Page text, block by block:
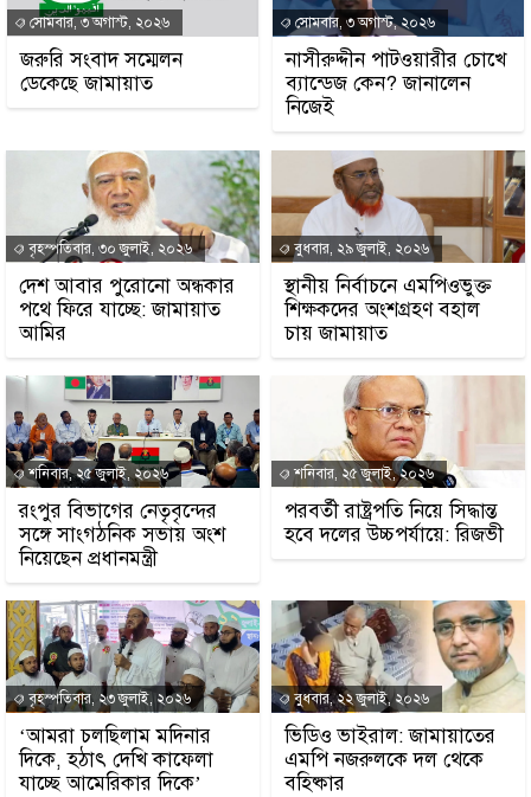
সোমবার, ৩ অগাস্ট, ২০২৬
জরুরি সংবাদ সম্মেলন
ডেকেছে জামায়াত
সোমবার, ৩ অগাস্ট, ২০২৬
নাসীরুদ্দীন পাটওয়ারীর চোখে
ব্যান্ডেজ কেন? জানালেন
নিজেই
বৃহস্পতিবার, ৩০ জুলাই, ২০২৬
দেশ আবার পুরোনো অন্ধকার
পথে ফিরে যাচ্ছে: জামায়াত
আমির
বুধবার, ২৯ জুলাই, ২০২৬
স্থানীয় নির্বাচনে এমপিওভুক্ত
শিক্ষকদের অংশগ্রহণ বহাল
চায় জামায়াত
শনিবার, ২৫ জুলাই, ২০২৬
রংপুর বিভাগের নেতৃবৃন্দের
সঙ্গে সাংগঠনিক সভায় অংশ
নিয়েছেন প্রধানমন্ত্রী
শনিবার, ২৫ জুলাই, ২০২৬
পরবর্তী রাষ্ট্রপতি নিয়ে সিদ্ধান্ত
হবে দলের উচ্চপর্যায়ে: রিজভী
বৃহস্পতিবার, ২৩ জুলাই, ২০২৬
‘আমরা চলছিলাম মদিনার
দিকে, হঠাৎ দেখি কাফেলা
যাচ্ছে আমেরিকার দিকে’
বুধবার, ২২ জুলাই, ২০২৬
ভিডিও ভাইরাল: জামায়াতের
এমপি নজরুলকে দল থেকে
বহিষ্কার